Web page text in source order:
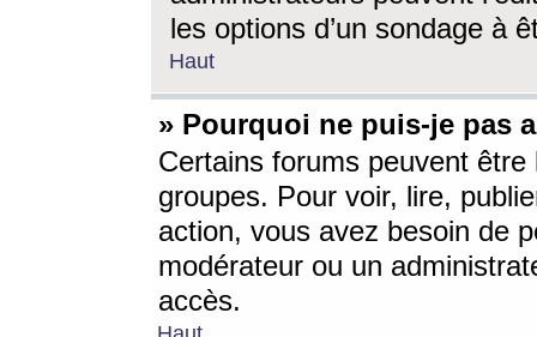
les options d’un sondage à
Haut
» Pourquoi ne puis-je pas
Certains forums peuvent être
groupes. Pour voir, lire,
action, vous avez besoin de
modérateur ou un
accès.